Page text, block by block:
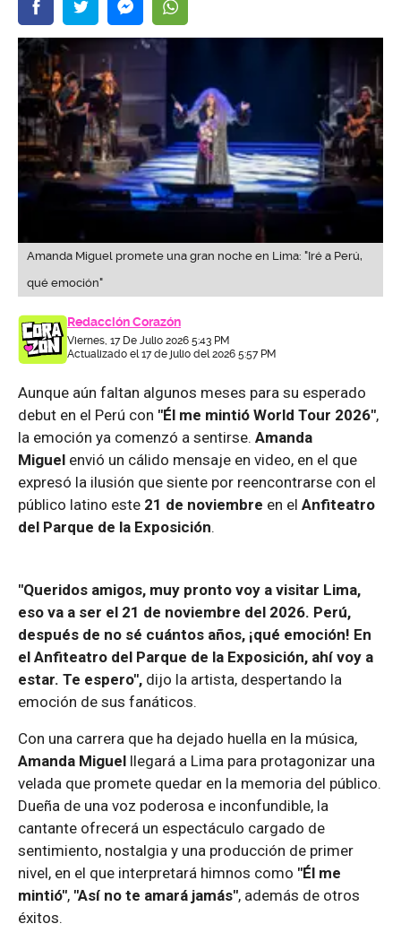
Amanda Miguel promete una gran noche en Lima: "Iré a Perú,
qué emoción"
Redacción Corazón
Viernes, 17 De Julio 2026 5:43 PM
Actualizado el 17 de julio del 2026 5:57 PM
Aunque aún faltan algunos meses para su esperado
debut en el Perú con "Él me mintió World Tour 2026",
la emoción ya comenzó a sentirse. Amanda
Miguel envió un cálido mensaje en video, en el que
expresó la ilusión que siente por reencontrarse con el
público latino este 21 de noviembre en el Anfiteatro
del Parque de la Exposición.
"Queridos amigos, muy pronto voy a visitar Lima,
eso va a ser el 21 de noviembre del 2026. Perú,
después de no sé cuántos años, ¡qué emoción! En
el Anfiteatro del Parque de la Exposición, ahí voy a
estar. Te espero", dijo la artista, despertando la
emoción de sus fanáticos.
Con una carrera que ha dejado huella en la música,
Amanda Miguel llegará a Lima para protagonizar una
velada que promete quedar en la memoria del público.
Dueña de una voz poderosa e inconfundible, la
cantante ofrecerá un espectáculo cargado de
sentimiento, nostalgia y una producción de primer
nivel, en el que interpretará himnos como "Él me
mintió", "Así no te amará jamás", además de otros
éxitos.